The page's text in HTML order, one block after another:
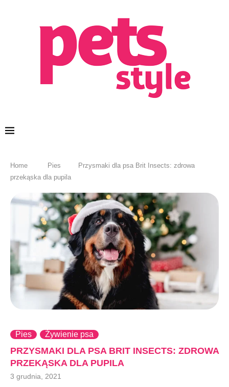
Home Pies
Przysmaki dla psa Brit Insects: zdrowa
przekąska dla pupila
Pies Żywienie psa
PRZYSMAKI DLA PSA BRIT INSECTS: ZDROWA
PRZEKĄSKA DLA PUPILA
3 grudnia, 2021